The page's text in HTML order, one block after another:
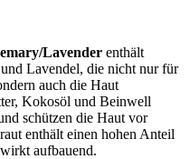
Lavender enthält
Lavendel, die nicht nur für
auch die Haut
Kokosöl und Beinwell
schützen die Haut vor
enthält einen hohen Anteil
aufbauend.